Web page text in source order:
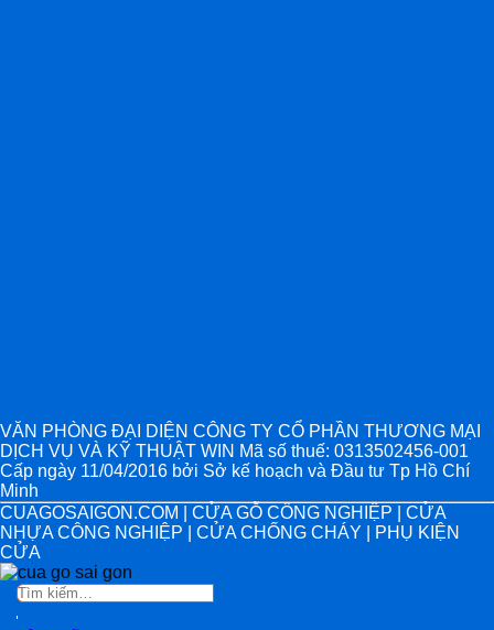
VĂN PHÒNG ĐẠI DIỆN CÔNG TY CỔ PHẦN THƯƠNG MẠI
DỊCH VỤ VÀ KỸ THUẬT WIN Mã số thuế: 0313502456-001
Cấp ngày 11/04/2016 bởi Sở kế hoạch và Đầu tư Tp Hồ Chí
Minh
CUAGOSAIGON.COM | CỬA GỖ CÔNG NGHIỆP | CỬA
NHỰA CÔNG NGHIỆP | CỬA CHỐNG CHÁY | PHỤ KIỆN
CỬA
Tìm